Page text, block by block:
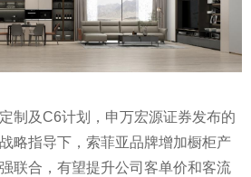
制及C6计划，申万宏源证券发布的
略指导下，索菲亚品牌增加橱柜产
联合，有望提升公司客单价和客流